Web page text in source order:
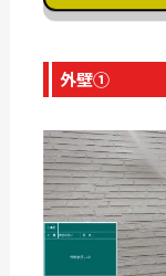
外壁①